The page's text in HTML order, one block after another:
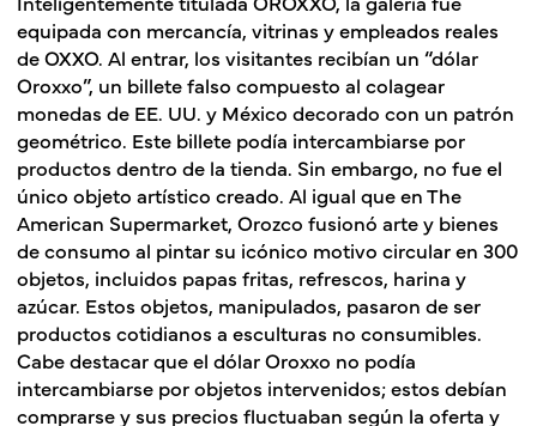
equipada con mercancía, vitrinas y empleados reales
de OXXO. Al entrar, los visitantes recibían un “dólar
Oroxxo”, un billete falso compuesto al colagear
monedas de EE. UU. y México decorado con un patrón
geométrico. Este billete podía intercambiarse por
productos dentro de la tienda. Sin embargo, no fue el
único objeto artístico creado. Al igual que enThe
American Supermarket, Orozco fusionó arte y bienes
de consumo al pintar su icónico motivo circular en 300
objetos, incluidos papas fritas, refrescos, harina y
azúcar. Estos objetos, manipulados, pasaron de ser
productos cotidianos a esculturas no consumibles.
Cabe destacar que el dólar Oroxxo no podía
intercambiarse por objetos intervenidos; estos debían
comprarse y sus precios fluctuaban según la oferta y